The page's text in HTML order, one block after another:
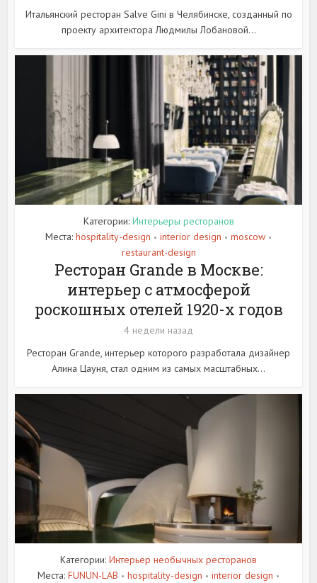
Итальянский ресторан Salve Gini в Челябинске, созданный по
проекту архитектора Людмилы Лобановой...
Категории: Интерьеры ресторанов
Места: hospitality-design • interior design • moscow •
restaurant-design
Ресторан Grande в Москве:
интерьер с атмосферой
роскошных отелей 1920-х годов
4 недели назад
Ресторан Grande, интерьер которого разработала дизайнер
Алина Цауня, стал одним из самых масштабных...
Категории: Интерьер необычных ресторанов
Места: FUNUN-LAB • hospitality-design • interior design •